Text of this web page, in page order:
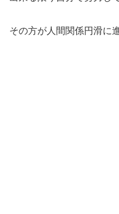
その方が人間関係円滑に